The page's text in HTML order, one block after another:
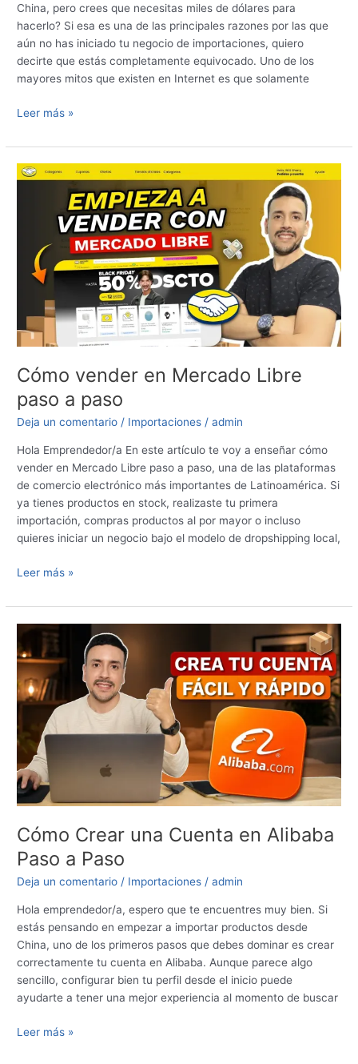
China, pero crees que necesitas miles de dólares para
hacerlo? Si esa es una de las principales razones por las que
aún no has iniciado tu negocio de importaciones, quiero
decirte que estás completamente equivocado. Uno de los
mayores mitos que existen en Internet es que solamente
Leer más »
Cómo vender en Mercado Libre
paso a paso
Deja un comentario / Importaciones /admin
Hola Emprendedor/a En este artículo te voy a enseñar cómo
vender en Mercado Libre paso a paso, una de las plataformas
de comercio electrónico más importantes de Latinoamérica. Si
ya tienes productos en stock, realizaste tu primera
importación, compras productos al por mayor o incluso
quieres iniciar un negocio bajo el modelo de dropshipping local,
Cómo
Mercado
paso
Leer más »
Cómo Crear una Cuenta en Alibaba
Paso a Paso
Deja un comentario / Importaciones /admin
Hola emprendedor/a, espero que te encuentres muy bien. Si
estás pensando en empezar a importar productos desde
China, uno de los primeros pasos que debes dominar es crear
correctamente tu cuenta en Alibaba. Aunque parece algo
sencillo, configurar bien tu perfil desde el inicio puede
ayudarte a tener una mejor experiencia al momento de buscar
Cómo
Crear
una
Cuenta
en
Alibaba
Paso
Paso
Leer más »